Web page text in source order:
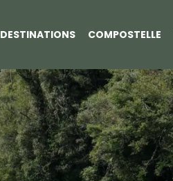
DESTINATIONS COMPOSTELLE